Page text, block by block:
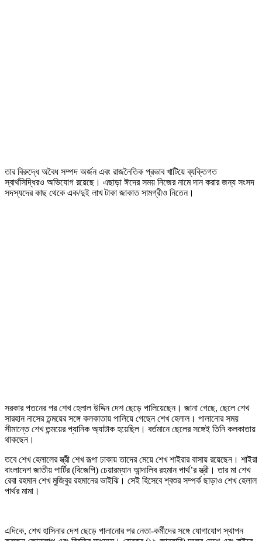
তার বিরুদ্ধে অবৈধ সম্পদ অর্জন এবং রাজনৈতিক প্রভাব খাটিয়ে ব্যক্তিগত
স্বার্থসিদ্ধিরও অভিযোগ রয়েছে। এছাড়া ঈদের সময় নিজের নামে দান করার জন্য সংসদ
সদস্যদের কাছ থেকে এক/দুই লাখ টাকা জাকাত সামগ্রীও নিতেন।
সরকার পতনের পর শেখ হেলাল উদ্দিন দেশ ছেড়ে পালিয়েছেন। জানা গেছে, ছেলে শেখ
সারহান নাসের তন্ময়ের সঙ্গে কলকাতায় পালিয়ে গেছেন শেখ হেলাল। পালানোর সময়
সীমান্তে শেখ তন্ময়ের প্যানিক অ্যাটাক হয়েছিল। বর্তমানে ছেলের সঙ্গেই তিনি কলকাতায়
থাকছেন।
তবে শেখ হেলালের স্ত্রী শেখ রূপা ঢাকায় তাদের মেয়ে শেখ শাইরার বাসায় রয়েছেন। শাইরা
বাংলাদেশ জাতীয় পার্টির (বিজেপি) চেয়ারম্যান আন্দালিব রহমান পার্থ’র স্ত্রী। তার মা শেখ
রেবা রহমান শেখ মুজিবুর রহমানের ভাইঝি। সেই হিসেবে শ্বশুর সম্পর্ক ছাড়াও শেখ হেলাল
পার্থর মামা।
এদিকে, শেখ হাসিনার দেশ ছেড়ে পালানোর পর নেতা-কর্মীদের সঙ্গে যোগাযোগ স্থাপন